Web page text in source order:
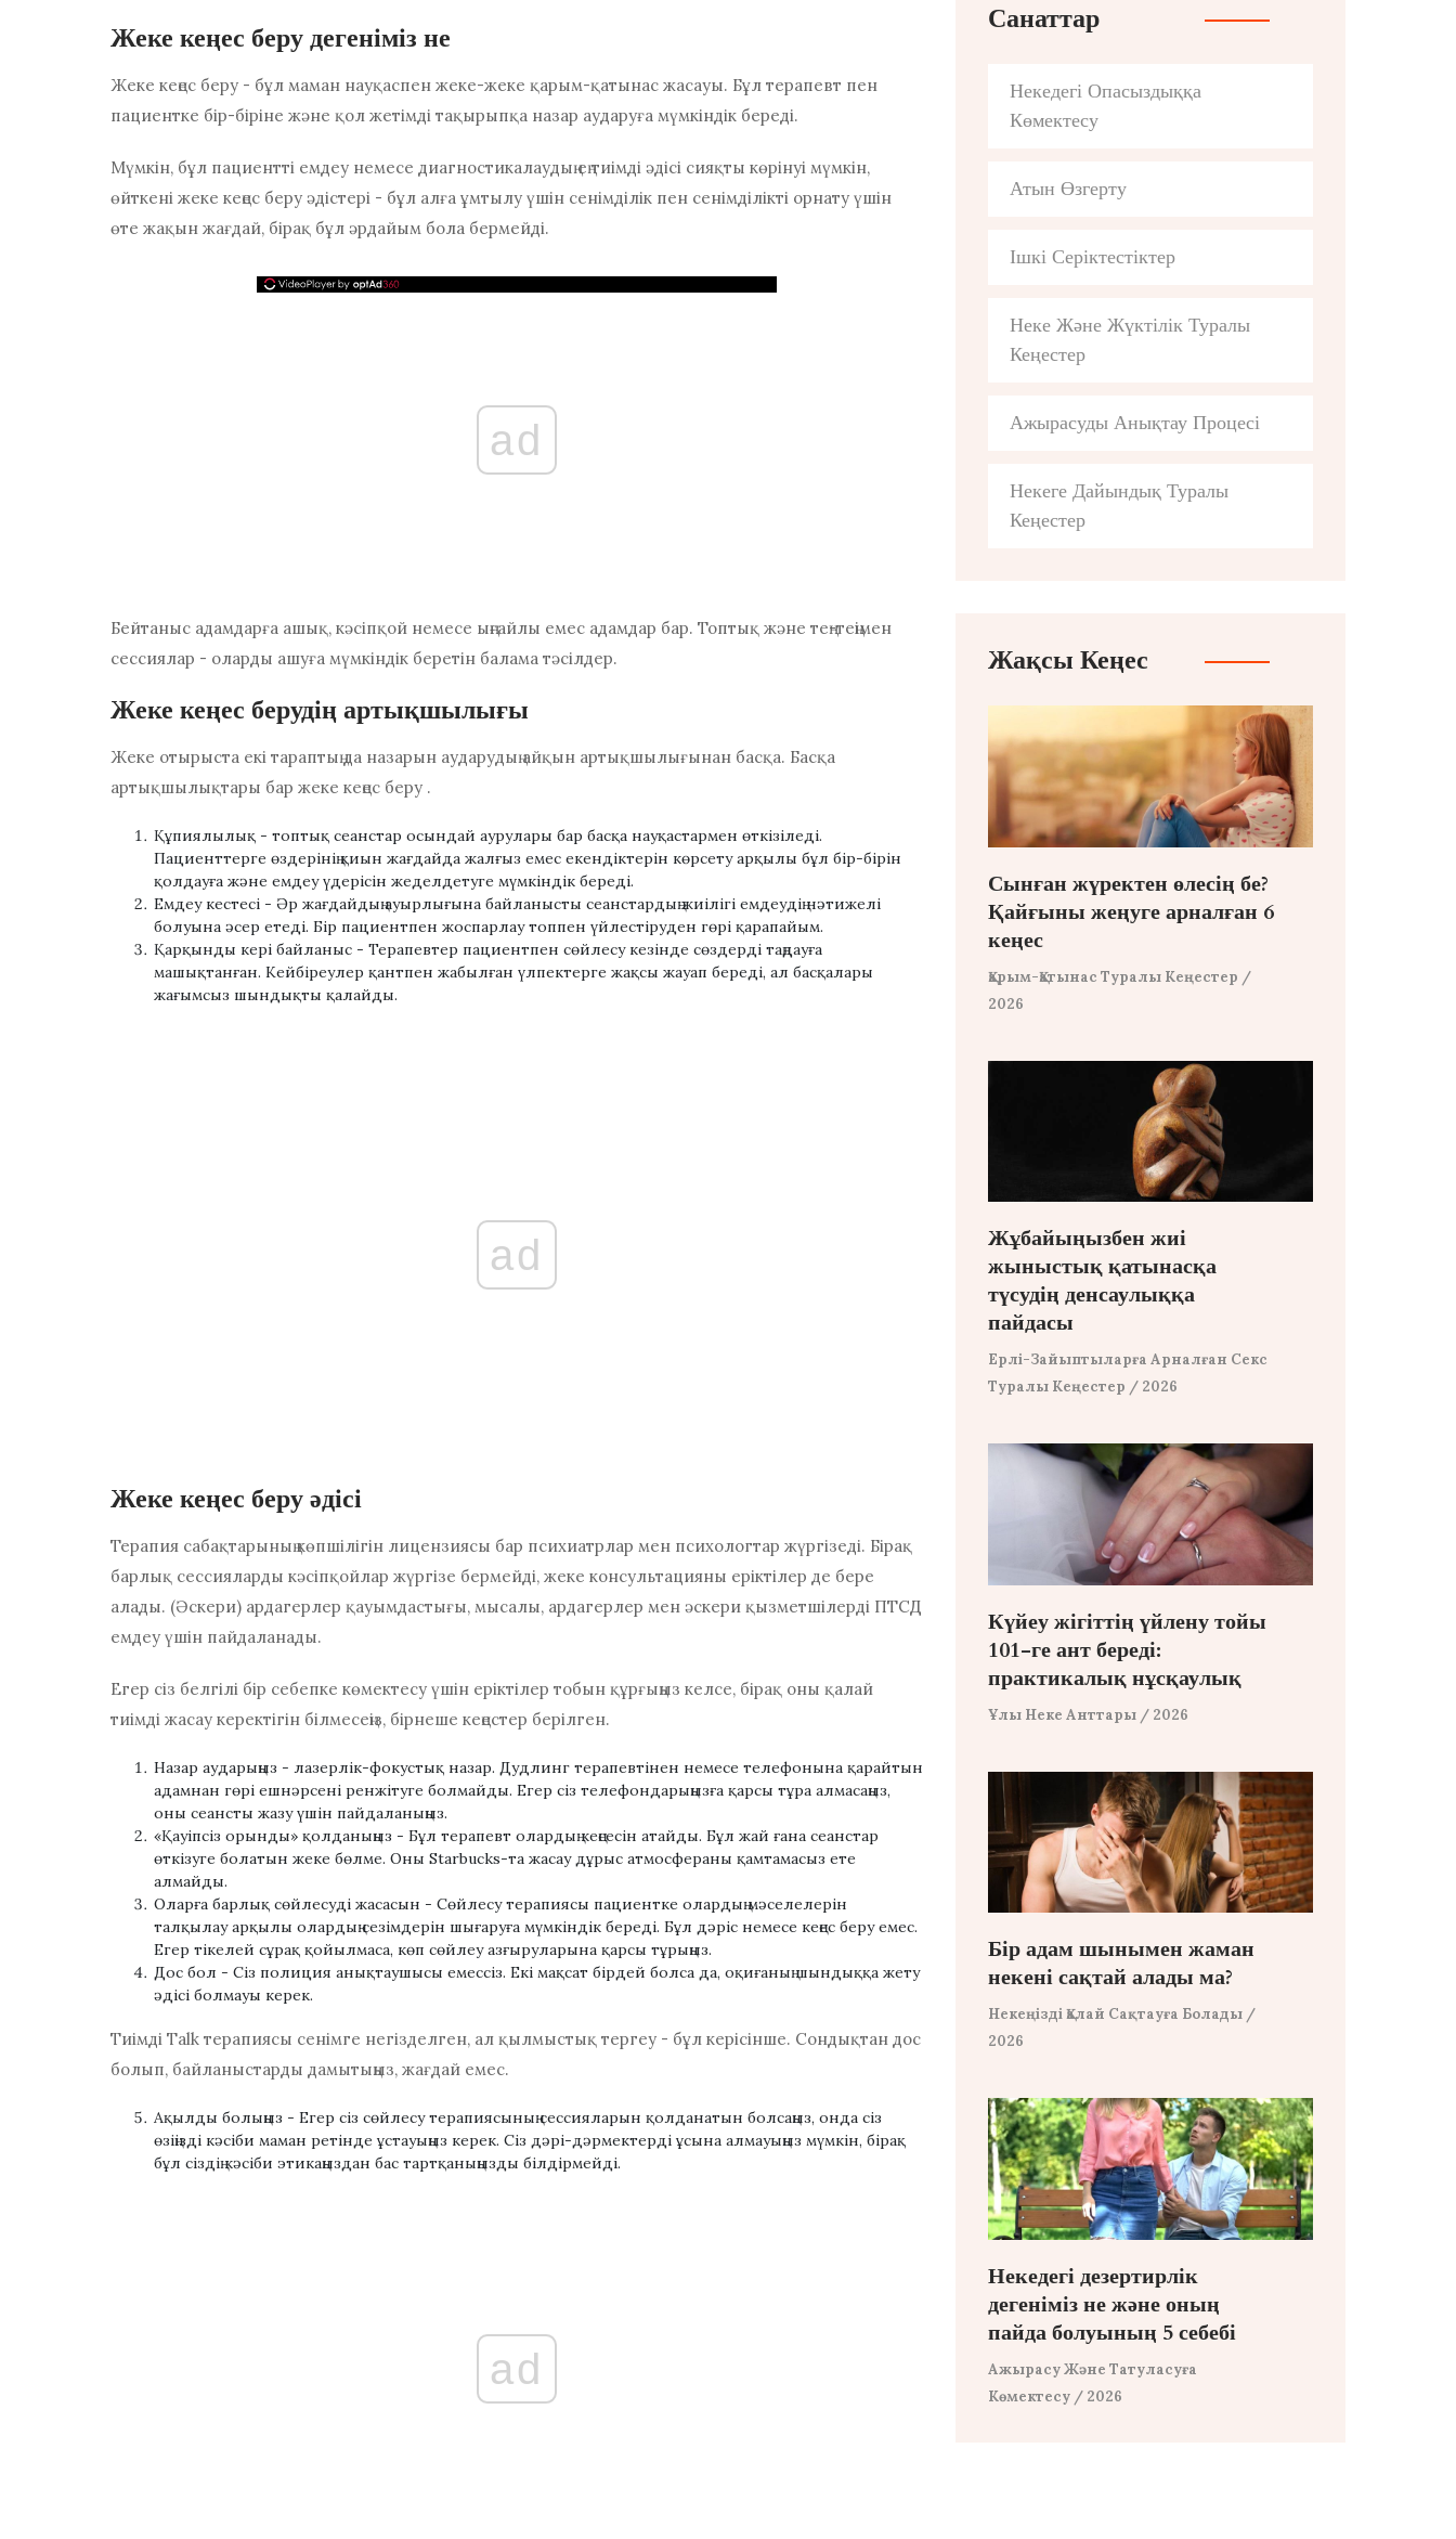
Жеке кеңес беру дегеніміз не
Жеке кеңес беру - бұл маман науқаспен жеке-жеке қарым-қатынас жасауы. Бұл терапевт пен
пациентке бір-біріне және қол жетімді тақырыпқа назар аударуға мүмкіндік береді.
Мүмкін, бұл пациентті емдеу немесе диагностикалаудың ең тиімді әдісі сияқты көрінуі мүмкін,
өйткені жеке кеңес беру әдістері - бұл алға ұмтылу үшін сенімділік пен сенімділікті орнату үшін
өте жақын жағдай, бірақ бұл әрдайым бола бермейді.
ad
Бейтаныс адамдарға ашық, кәсіпқой немесе ыңғайлы емес адамдар бар. Топтық және тең-теңімен
сессиялар - оларды ашуға мүмкіндік беретін балама тәсілдер.
Жеке кеңес берудің артықшылығы
Жеке отырыста екі тараптың да назарын аударудың айқын артықшылығынан басқа. Басқа
артықшылықтары бар жеке кеңес беру .
Құпиялылық - топтық сеанстар осындай аурулары бар басқа науқастармен өткізіледі.
Пациенттерге өздерінің қиын жағдайда жалғыз емес екендіктерін көрсету арқылы бұл бір-бірін
қолдауға және емдеу үдерісін жеделдетуге мүмкіндік береді.
Емдеу кестесі - Әр жағдайдың ауырлығына байланысты сеанстардың жиілігі емдеудің нәтижелі
болуына әсер етеді. Бір пациентпен жоспарлау топпен үйлестіруден гөрі қарапайым.
Қарқынды кері байланыс - Терапевтер пациентпен сөйлесу кезінде сөздерді таңдауға
машықтанған. Кейбіреулер қантпен жабылған үлпектерге жақсы жауап береді, ал басқалары
жағымсыз шындықты қалайды.
ad
Жеке кеңес беру әдісі
Терапия сабақтарының көпшілігін лицензиясы бар психиатрлар мен психологтар жүргізеді. Бірақ
барлық сессияларды кәсіпқойлар жүргізе бермейді, жеке консультацияны еріктілер де бере
алады. (Әскери) ардагерлер қауымдастығы, мысалы, ардагерлер мен әскери қызметшілерді ПТСД
емдеу үшін пайдаланады.
Егер сіз белгілі бір себепке көмектесу үшін еріктілер тобын құрғыңыз келсе, бірақ оны қалай
тиімді жасау керектігін білмесеңіз, бірнеше кеңестер берілген.
Назар аударыңыз - лазерлік-фокустық назар. Дудлинг терапевтінен немесе телефонына қарайтын
адамнан гөрі ешнәрсені ренжітуге болмайды. Егер сіз телефондарыңызға қарсы тұра алмасаңыз,
оны сеансты жазу үшін пайдаланыңыз.
«Қауіпсіз орынды» қолданыңыз - Бұл терапевт олардың кеңсесін атайды. Бұл жай ғана сеанстар
өткізуге болатын жеке бөлме. Оны Starbucks-та жасау дұрыс атмосфераны қамтамасыз ете
алмайды.
Оларға барлық сөйлесуді жасасын - Сөйлесу терапиясы пациентке олардың мәселелерін
талқылау арқылы олардың сезімдерін шығаруға мүмкіндік береді. Бұл дәріс немесе кеңес беру емес.
Егер тікелей сұрақ қойылмаса, көп сөйлеу азғыруларына қарсы тұрыңыз.
Дос бол - Сіз полиция анықтаушысы емессіз. Екі мақсат бірдей болса да, оқиғаның шындыққа жету
әдісі болмауы керек.
Тиімді Talk терапиясы сенімге негізделген, ал қылмыстық тергеу - бұл керісінше. Сондықтан дос
болып, байланыстарды дамытыңыз, жағдай емес.
Ақылды болыңыз - Егер сіз сөйлесу терапиясының сессияларын қолданатын болсаңыз, онда сіз
өзіңізді кәсіби маман ретінде ұстауыңыз керек. Сіз дәрі-дәрмектерді ұсына алмауыңыз мүмкін, бірақ
бұл сіздің кәсіби этикаңыздан бас тартқаныңызды білдірмейді.
ad
Санаттар
Некедегі Опасыздыққа
Көмектесу
Атын Өзгерту
Ішкі Серіктестіктер
Неке Және Жүктілік Туралы
Кеңестер
Ажырасуды Анықтау Процесі
Некеге Дайындық Туралы
Кеңестер
Жақсы Кеңес
Сынған жүректен өлесің бе?
Қайғыны жеңуге арналған 6
кеңес
Қарым-Қатынас Туралы Кеңестер /
2026
Жұбайыңызбен жиі
жыныстық қатынасқа
түсудің денсаулыққа
пайдасы
Ерлі-Зайыптыларға Арналған Секс
Туралы Кеңестер / 2026
Күйеу жігіттің үйлену тойы
101-ге ант береді:
практикалық нұсқаулық
Ұлы Неке Анттары / 2026
Бір адам шынымен жаман
некені сақтай алады ма?
Некеңізді Қалай Сақтауға Болады /
2026
Некедегі дезертирлік
дегеніміз не және оның
пайда болуының 5 себебі
Ажырасу Және Татуласуға
Көмектесу / 2026